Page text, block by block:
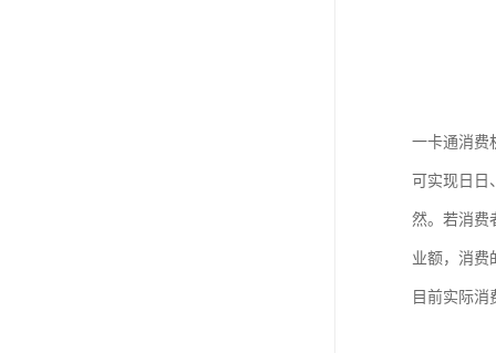
一卡通消费
可实现日日
然。若消费
业额，消费
目前实际